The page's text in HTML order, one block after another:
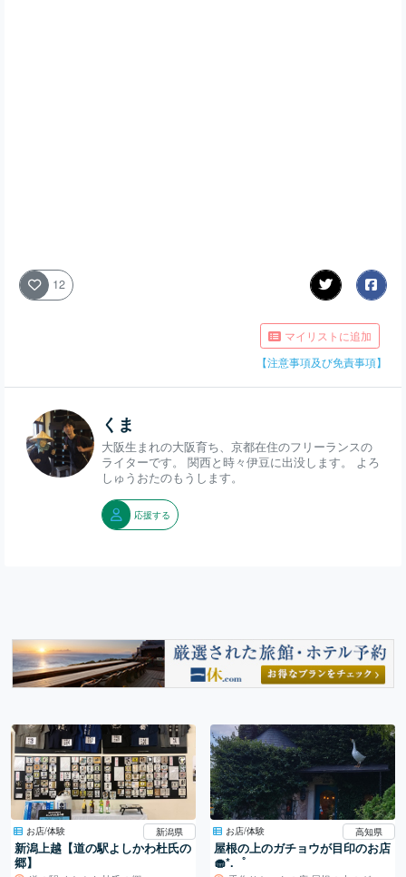
12
マイリストに追加
【注意事項及び免責事項】
くま
大阪生まれの大阪育ち、京都在住のフリーランスの
ライターです。 関西と時々伊豆に出没します。 よろ
しゅうおたのもうします。
応援する
お店/体験 新潟県
新潟上越【道の駅よしかわ杜氏の
郷】
お店/体験 高知県
屋根の上のガチョウが目印のお店
🧁*.゜